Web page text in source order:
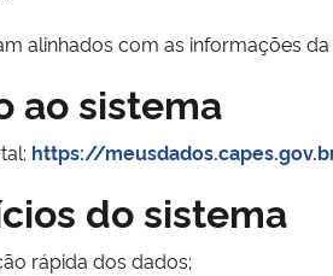
alinhados com as informações
ao sistema
https://
do sistema
rápida dos dados;